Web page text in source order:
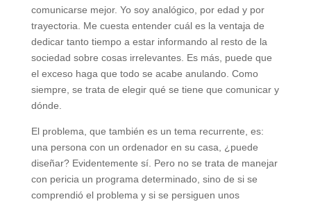
comunicarse mejor. Yo soy analógico, por edad y por
trayectoria. Me cuesta entender cuál es la ventaja de
dedicar tanto tiempo a estar informando al resto de la
sociedad sobre cosas irrelevantes. Es más, puede que
el exceso haga que todo se acabe anulando. Como
siempre, se trata de elegir qué se tiene que comunicar y
dónde.
El problema, que también es un tema recurrente, es:
una persona con un ordenador en su casa, ¿puede
diseñar? Evidentemente sí. Pero no se trata de manejar
con pericia un programa determinado, sino de si se
comprendió el problema y si se persiguen unos